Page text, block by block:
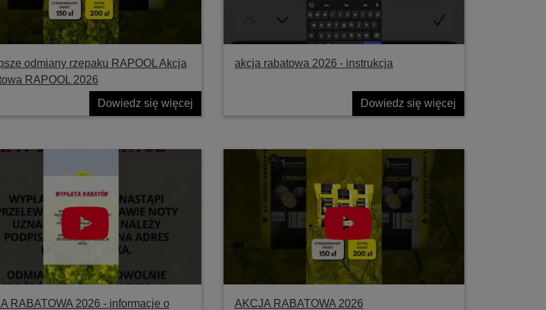
odmiany rzepaku RAPOOL Akcja
RAPOOL 2026
Dowiedz się więcej
akcja rabatowa 2026 - instrukcja
Dowiedz się więcej
RABATOWA 2026 - informacje o
AKCJA RABATOWA 2026